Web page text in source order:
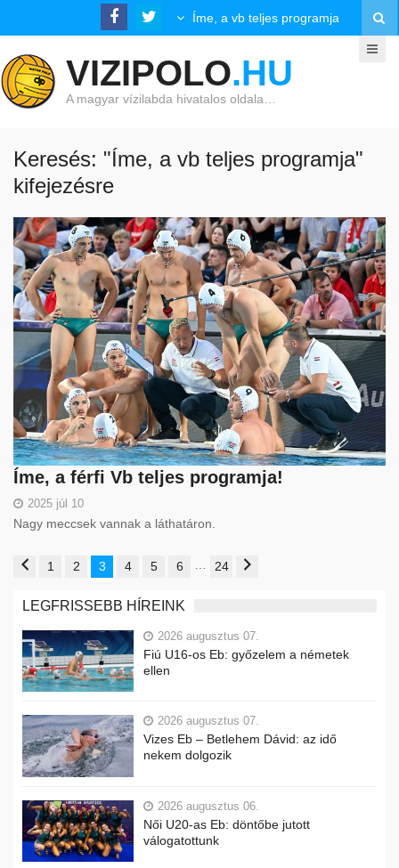
VIZIPOLO.HU
A magyar vízilabda hivatalos oldala…
Keresés: "Íme, a vb teljes programja"
kifejezésre
Íme, a férfi Vb teljes programja!
2025 júl 10
Nagy meccsek vannak a láthatáron.
1 2 3 4 5 6 24
LEGFRISSEBB HÍREINK
2026 augusztus 07.
Fiú U16-os Eb: győzelem a németek
ellen
2026 augusztus 07.
Vizes Eb – Betlehem Dávid: az idő
nekem dolgozik
2026 augusztus 06.
Női U20-as Eb: döntőbe jutott
válogatottunk